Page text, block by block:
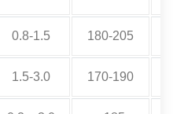
0.8-1.5 180-205
1.5-3.0 170-190